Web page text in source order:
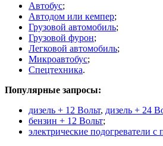
Автобус;
Автодом или кемпер;
Грузовой автомобиль;
Грузовой фурон;
Легковой автомобиль;
Микроавтобус;
Спецтехника.
Популярные запросы:
дизель + 12 Вольт, дизель + 24
бензин + 12 Вольт;
электрические подогреватели с